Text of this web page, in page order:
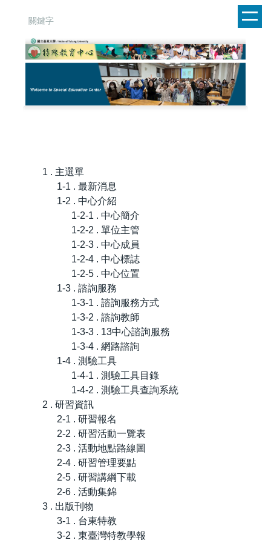
1 . 主選單
1-1 . 最新消息
1-2 . 中心介紹
1-2-1 . 中心簡介
1-2-2 . 單位主管
1-2-3 . 中心成員
1-2-4 . 中心標誌
1-2-5 . 中心位置
1-3 . 諮詢服務
1-3-1 . 諮詢服務方式
1-3-2 . 諮詢教師
1-3-3 . 13中心諮詢服務
1-3-4 . 網路諮詢
1-4 . 測驗工具
1-4-1 . 測驗工具目錄
1-4-2 . 測驗工具查詢系統
2 . 研習資訊
2-1 . 研習報名
2-2 . 研習活動一覽表
2-3 . 活動地點路線圖
2-4 . 研習管理要點
2-5 . 研習講綱下載
2-6 . 活動集錦
3 . 出版刊物
3-1 . 台東特教
3-2 . 東臺灣特教學報